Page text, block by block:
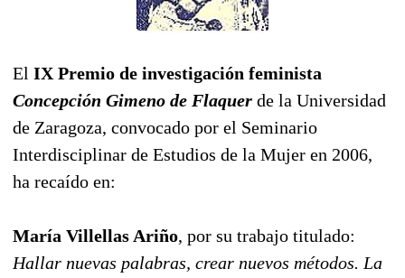
El IX Premio de investigación feminista
Concepción Gimeno de Flaquer de la Universidad
de Zaragoza, convocado por el Seminario
Interdisciplinar de Estudios de la Mujer en 2006,
ha recaído en:
María Villellas Ariño, por su trabajo titulado:
Hallar nuevas palabras, crear nuevos métodos. La